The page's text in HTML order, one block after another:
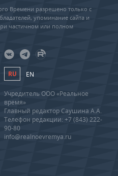
Времени разрешено только с
упоминание сайта и
частичном или полном
RU EN
Учредитель ООО «Реальное
время»
Главный редактор Саушина А.А.
Телефон редакции: +7 (843) 222-
90-80
info@realnoevremya.ru